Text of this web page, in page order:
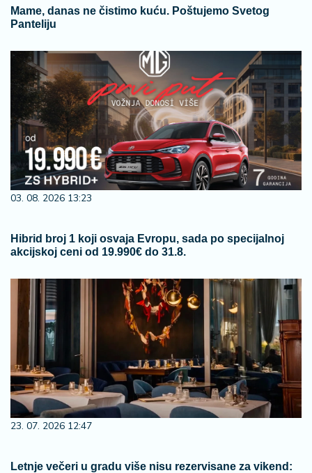
Mame, danas ne čistimo kuću. Poštujemo Svetog
Panteliju
03. 08. 2026 13:23
Hibrid broj 1 koji osvaja Evropu, sada po specijalnoj
akcijskoj ceni od 19.990€ do 31.8.
23. 07. 2026 12:47
Letnje večeri u gradu više nisu rezervisane za vikend: